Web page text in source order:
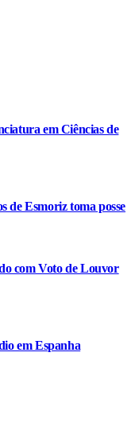
em Ciências de
de Esmoriz toma posse
com Voto de Louvor
em Espanha